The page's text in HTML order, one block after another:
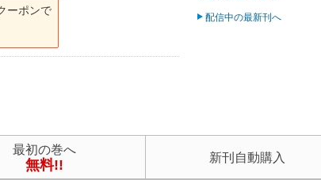
ーポンで
配信中の最新刊へ
最初の巻へ
無料!! 新刊自動購入